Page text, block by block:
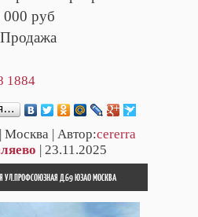
000 руб
Продажа
1884
Москва | Автор:cererra
| 23.11.2025
УЛ.ПРОФСОЮЗНАЯ Д.69 ЮЗАО МОСКВА